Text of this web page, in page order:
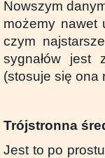
Nowszym
możemy nawet
czym
sygnałów jest
(stosuje się ona
Trójstronna
Jest to po